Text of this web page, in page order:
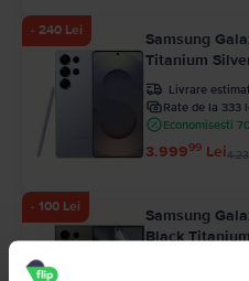
- 240 Lei
Samsung
Titanium
Livrare
Rate de la 333
Economisesti
3.99999 Lei
- 100 Lei
Samsung
Black